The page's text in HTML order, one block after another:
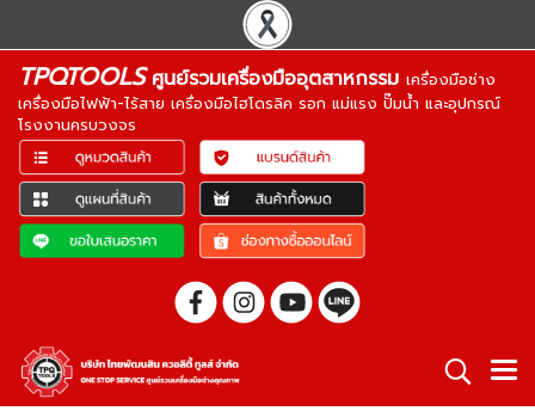
TPQTOOLSศูนย์รวมเครื่องมืออุตสาหกรรม เครื่องมือช่าง
เครื่องมือไฟฟ้า-ไร้สาย เครื่องมือไฮโดรลิค รอก แม่แรง ปั๊มน้ำ และอุปกรณ์
โรงงานครบวงจร